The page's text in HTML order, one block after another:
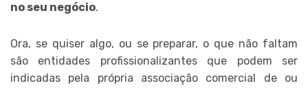
no seu negócio.
Ora, se quiser algo, ou se preparar, o que não faltam
são entidades profissionalizantes que podem ser
indicadas pela própria associação comercial de ou